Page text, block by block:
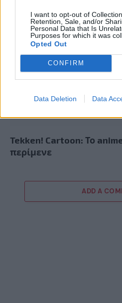
I want to opt-out of
Retention, Sale, and/or
Personal Data that Is
Purposes for which it was
Opted Out
CONFIRM
Data Deletion Data
Tekken! Cartoon: Το
περίμενε
ADD A